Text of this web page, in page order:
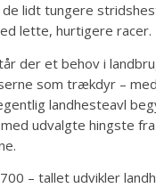
de lidt tungere
lette, hurtigere racer.
der et behov i
som trækdyr –
landhesteavl
udvalgte hingste fra
– tallet udvikler